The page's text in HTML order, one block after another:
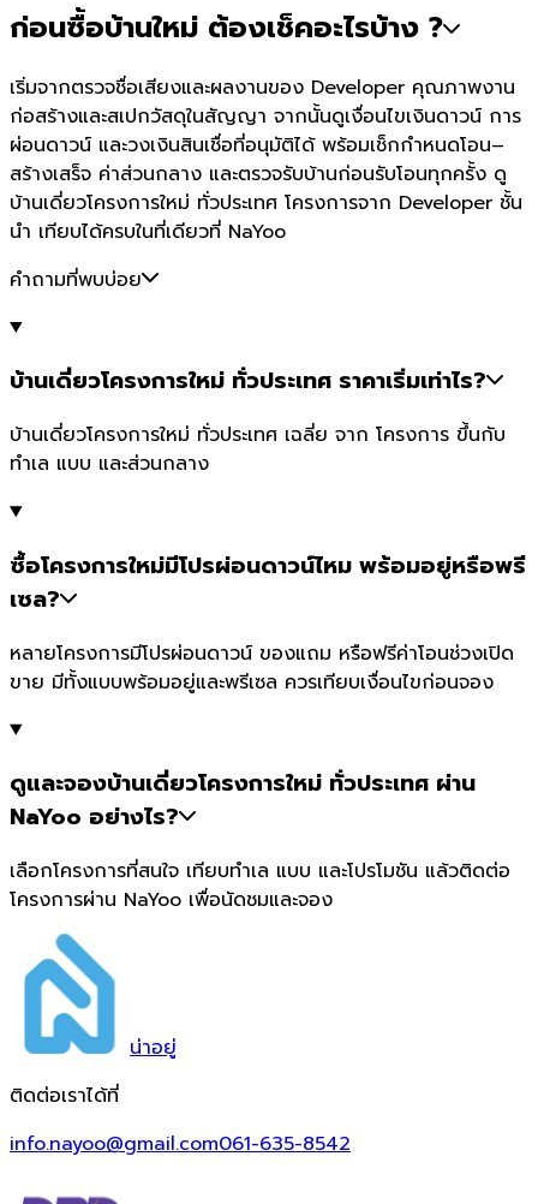
ก่อนซื้อบ้านใหม่ ต้องเช็คอะไรบ้าง ?
เริ่มจากตรวจชื่อเสียงและผลงานของ Developer คุณภาพงาน
ก่อสร้างและสเปกวัสดุในสัญญา จากนั้นดูเงื่อนไขเงินดาวน์ การ
ผ่อนดาวน์ และวงเงินสินเชื่อที่อนุมัติได้ พร้อมเช็กกำหนดโอน–
สร้างเสร็จ ค่าส่วนกลาง และตรวจรับบ้านก่อนรับโอนทุกครั้ง ดู
บ้านเดี่ยวโครงการใหม่ ทั่วประเทศ โครงการจาก Developer ชั้น
นำ เทียบได้ครบในที่เดียวที่ NaYoo
คำถามที่พบบ่อย
บ้านเดี่ยวโครงการใหม่ ทั่วประเทศ ราคาเริ่มเท่าไร?
บ้านเดี่ยวโครงการใหม่ ทั่วประเทศ เฉลี่ย จาก โครงการ ขึ้นกับ
ทำเล แบบ และส่วนกลาง
ซื้อโครงการใหม่มีโปรผ่อนดาวน์ไหม พร้อมอยู่หรือพรี
เซล?
หลายโครงการมีโปรผ่อนดาวน์ ของแถม หรือฟรีค่าโอนช่วงเปิด
ขาย มีทั้งแบบพร้อมอยู่และพรีเซล ควรเทียบเงื่อนไขก่อนจอง
ดูและจองบ้านเดี่ยวโครงการใหม่ ทั่วประเทศ ผ่าน
NaYoo อย่างไร?
เลือกโครงการที่สนใจ เทียบทำเล แบบ และโปรโมชัน แล้วติดต่อ
โครงการผ่าน NaYoo เพื่อนัดชมและจอง
น่าอยู่
ติดต่อเราได้ที่
info.nayoo@gmail.com061-635-8542